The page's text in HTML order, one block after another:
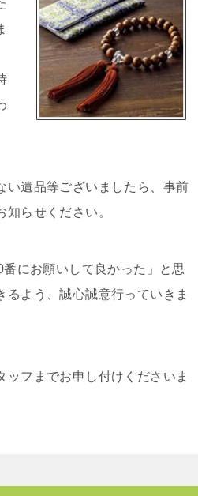
い遺品等ございましたら、事前
らせください。
にお願いして良かった」と思
るよう、誠心誠意行っていきま
ッフまでお申し付けくださいま